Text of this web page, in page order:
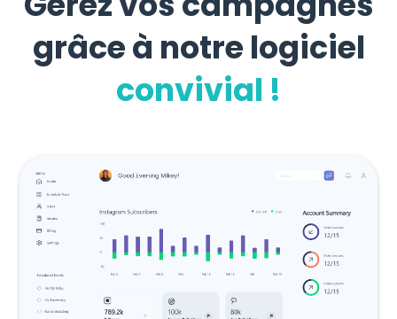
grâce à notre logiciel
convivial !